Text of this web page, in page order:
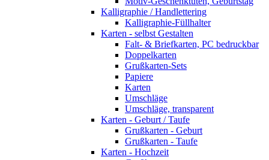
Kalligraphie / Handlettering
Kalligraphie-Füllhalter
Karten - selbst Gestalten
Falt- & Briefkarten, PC bedruckbar
Doppelkarten
Grußkarten-Sets
Papiere
Karten
Umschläge
Umschläge, transparent
Karten - Geburt / Taufe
Grußkarten - Geburt
Grußkarten - Taufe
Karten - Hochzeit